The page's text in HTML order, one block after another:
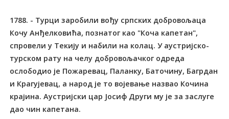
1788. - Турци заробили вођу српских добровољаца
Кочу Анђелковића, познатог као "Коча капетан",
спровели у Текију и набили на колац. У аустријско-
турском рату на челу добровољачког одреда
ослободио је Пожаревац, Паланку, Баточину, Багрдан
и Крагујевац, а народ је то војевање назвао Кочина
крајина. Аустријски цар Јосиф Други му је за заслуге
дао чин капетана.